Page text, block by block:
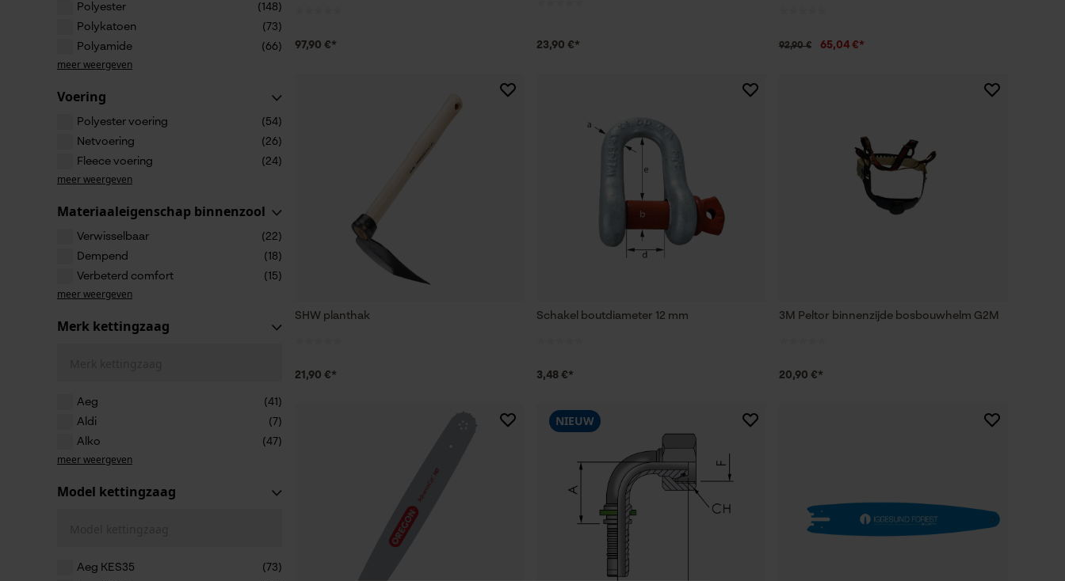
Polyester
(148)
Polykatoen
(73)
Polyamide
(66)
meer weergeven
Voering
Polyester voering
(54)
Netvoering
(26)
Fleece voering
(24)
meer weergeven
Materiaaleigenschap binnenzool
Verwisselbaar
(22)
Dempend
(18)
Verbeterd comfort
(15)
meer weergeven
Merk kettingzaag
Aeg
(41)
Aldi
(7)
Alko
(47)
meer weergeven
Model kettingzaag
Aeg KES35
(73)
97,90 €* 23,90 €* 92,90 € 65,04 €*
SHW planthak
21,90 €*
Schakel boutdiameter 12 mm
3,48 €*
3M Peltor binnenzijde bosbouwhelm G2M
20,90 €*
NIEUW